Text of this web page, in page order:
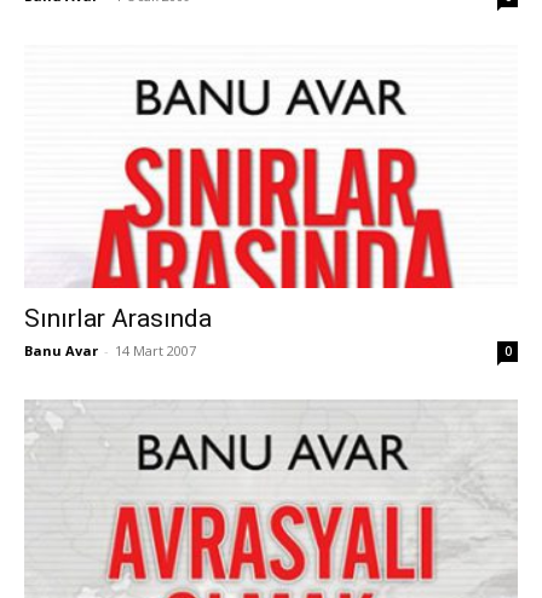
Sınırlar Arasında
Banu Avar - 14 Mart 2007 0